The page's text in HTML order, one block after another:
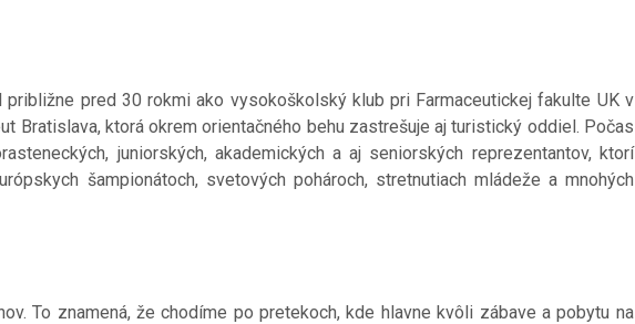
pred 30 rokmi ako vysokoškolský klub pri Farmaceutickej fakulte UK v
Bratislava, ktorá okrem orientačného behu zastrešuje aj turistický oddiel. Počas
juniorských, akademických a aj seniorských reprezentantov, ktorí
šampionátoch, svetových pohároch, stretnutiach mládeže a mnohých
To znamená, že chodíme po pretekoch, kde hlavne kvôli zábave a pobytu na